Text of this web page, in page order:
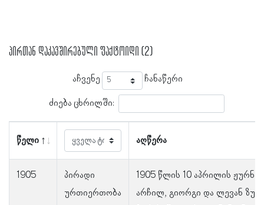
პირთან დაკავშირებული ფაქტოიდი (2)
აჩვენე ჩანაწერი
ძიება ცხრილში:
წელი აღწერა
1905
პირადი
ურთიერთობა
1905 წლის 10 აპრილის
არჩილ, გიორგი და ლევან